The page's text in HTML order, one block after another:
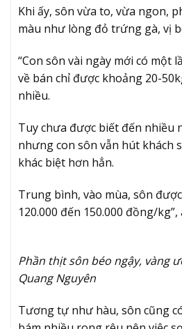
Khi ấy, sôn vừa to, vừa ngon,
màu như lòng đỏ trứng gà, vị
“Con sôn vài ngày mới có một
về bán chỉ được khoảng 20-
nhiều.
Tuy chưa được biết đến nhiều
nhưng con sôn vẫn hút khách
khác biệt hơn hẳn.
Trung bình, vào mùa, sôn
120.000 đến 150.000 đồng/kg”,
Phần thịt sôn béo ngậy, vàng
Quang Nguyên
Tương tự như hàu, sôn cũng